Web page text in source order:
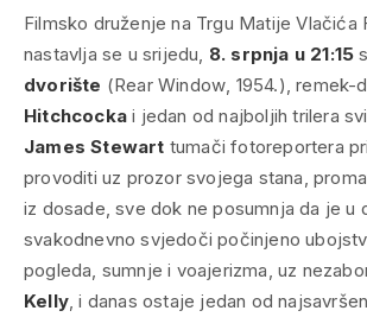
Filmsko druženje na Trgu Matije Vlačića
nastavlja se u srijedu, 8. srpnja u 21:15
dvorište (Rear Window , 1954.), remek-
Hitchcocka i jedan od najboljih trilera
James Stewart tumači fotoreportera
provoditi uz prozor svojega stana,
iz dosade, sve dok ne posumnja da je u
svakodnevno svjedoči počinjeno
pogleda, sumnje i voajerizma, uz
Kelly , i danas ostaje jedan od